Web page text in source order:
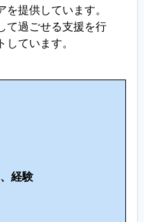
提供しています。
て過ごせる支援を行
ています。
経験